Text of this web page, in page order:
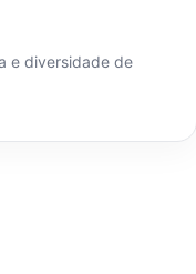
e diversidade de